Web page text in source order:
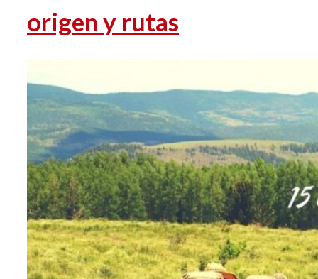
origen y rutas